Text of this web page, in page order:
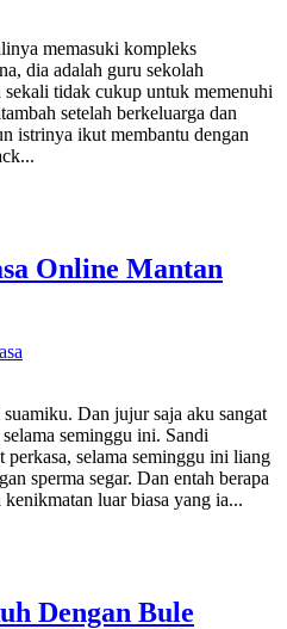
memasuki kompleks
dia adalah guru sekolah
sekali tidak cukup untuk memenuhi
setelah berkeluarga dan
istrinya ikut membantu dengan
Online Mantan
Dan jujur saja aku sangat
seminggu ini. Sandi
perkasa, selama seminggu ini liang
sperma segar. Dan entah berapa
luar biasa yang ia...
Dengan Bule